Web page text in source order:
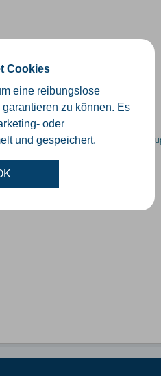
Cookies
eine reibungslose
zu können. Es
oder
und gespeichert.
im Kreis Gütersloh
bitte an einen Administrator unter: